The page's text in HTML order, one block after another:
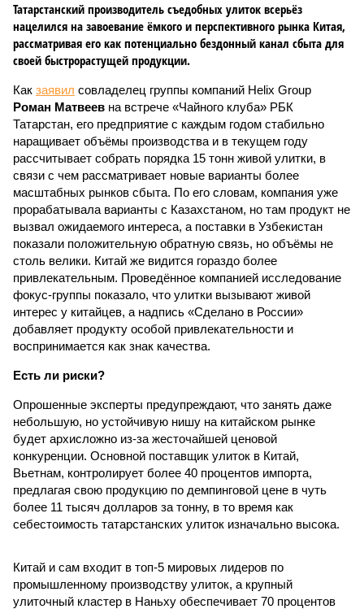
Татарстанский производитель съедобных улиток всерьёз
нацелился на завоевание ёмкого и перспективного рынка Китая,
рассматривая его как потенциально бездонный канал сбыта для
своей быстрорастущей продукции.
Как заявил совладелец группы компаний Helix Group
Роман Матвеев на встрече «Чайного клуба» РБК
Татарстан, его предприятие с каждым годом стабильно
наращивает объёмы производства и в текущем году
рассчитывает собрать порядка 15 тонн живой улитки, в
связи с чем рассматривает новые варианты более
масштабных рынков сбыта. По его словам, компания уже
прорабатывала варианты с Казахстаном, но там продукт не
вызвал ожидаемого интереса, а поставки в Узбекистан
показали положительную обратную связь, но объёмы не
столь велики. Китай же видится гораздо более
привлекательным. Проведённое компанией исследование
фокус-группы показало, что улитки вызывают живой
интерес у китайцев, а надпись «Сделано в России»
добавляет продукту особой привлекательности и
воспринимается как знак качества.
Есть ли риски?
Опрошенные эксперты предупреждают, что занять даже
небольшую, но устойчивую нишу на китайском рынке
будет архисложно из-за жесточайшей ценовой
конкуренции. Основной поставщик улиток в Китай,
Вьетнам, контролирует более 40 процентов импорта,
предлагая свою продукцию по демпинговой цене в чуть
более 11 тысяч долларов за тонну, в то время как
себестоимость татарстанских улиток изначально высока.
Китай и сам входит в топ-5 мировых лидеров по
промышленному производству улиток, а крупный
улиточный кластер в Наньху обеспечивает 70 процентов